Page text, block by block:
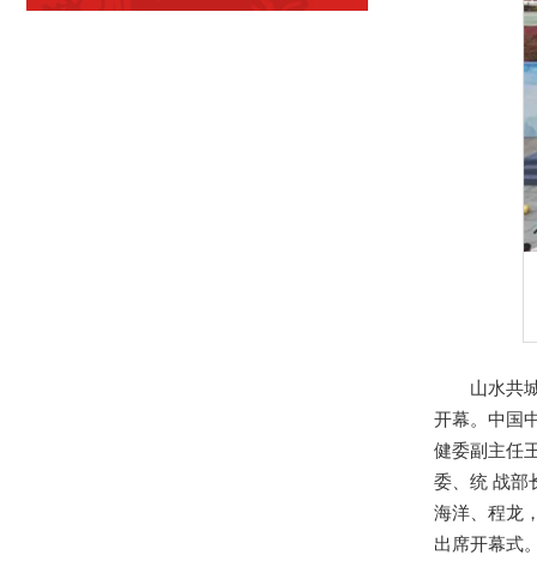
山水共城
开幕。中国
健委副主任
委、统 战部
海洋、程龙
出席开幕式。